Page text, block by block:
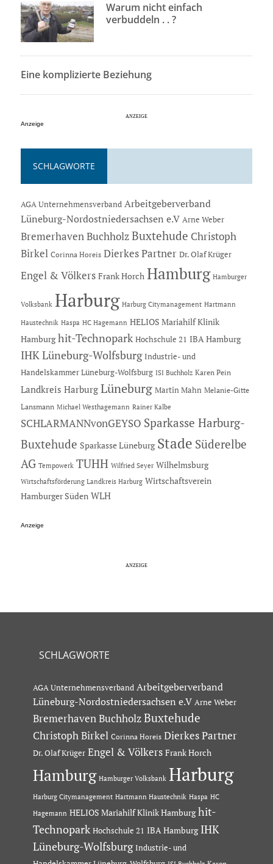
Warum nicht einfach
verbuddeln . . ?
Eine komplizierte Beziehung
Anzeige
SCHLAGWORTE
AGA Unternehmensverband Arbeitgeberverband
Lüneburg-Nordostniedersachsen e.V Arne Weber
Bremerhaven Buchholz Buxtehude Christoph
Birkel Corinna Horeis Dierkes Partner Dr. Olaf Krüger
Engel & Völkers Frank Horch Hamburg Hamburger
Volksbank Harburg Harburg Citymanagement Hartmann
Haustechnik Haspa HC Hagemann HELIOS Mariahilf Klinik
Hamburg hit-Technopark Hochschule 21 IBA Hamburg
IHK Lüneburg-Wolfsburg Industrie- und
Handelskammer Lüneburg-Wolfsburg ISI Buchholz Karen Pein
Landkreis Harburg Lüneburg Martin Mahn Melanie-Gitte
Lansmann Michael Westhagemann Rainer Kalbe
SCHLARMANNvonGEYSO Sparkasse Harburg-
Buxtehude Sparkasse Lüneburg Stade Süderelbe
AG Tempowerk TUHH Wilfried Seyer Wilhelmsburg
Wirtschaftsförderung Landkreis Harburg Wirtschaftsverein
Hamburger Süden WLH
Anzeige
SCHLAGWORTE
AGA Unternehmensverband Arbeitgeberverband
Lüneburg-Nordostniedersachsen e.V Arne Weber
Bremerhaven Buchholz Buxtehude
Christoph Birkel Corinna Horeis Dierkes Partner
Dr. Olaf Krüger Engel & Völkers Frank Horch
Hamburg Hamburger Volksbank Harburg
Harburg Citymanagement Hartmann Haustechnik Haspa HC
Hagemann HELIOS Mariahilf Klinik Hamburg hit-
Technopark Hochschule 21 IBA Hamburg IHK
Lüneburg-Wolfsburg Industrie- und